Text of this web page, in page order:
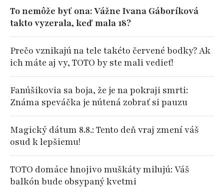
To nemôže byť ona: Vážne Ivana Gáboríková
takto vyzerala, keď mala 18?
Prečo vznikajú na tele takéto červené bodky? Ak
ich máte aj vy, TOTO by ste mali vedieť!
Fanúšikovia sa boja, že je na pokraji smrti:
Známa speváčka je nútená zobrať si pauzu
Magický dátum 8.8.: Tento deň vraj zmení váš
osud k lepšiemu!
TOTO domáce hnojivo muškáty milujú: Váš
balkón bude obsypaný kvetmi